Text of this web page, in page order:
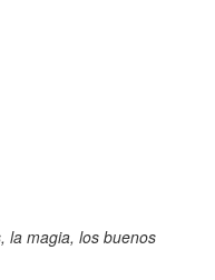
la magia, los buenos